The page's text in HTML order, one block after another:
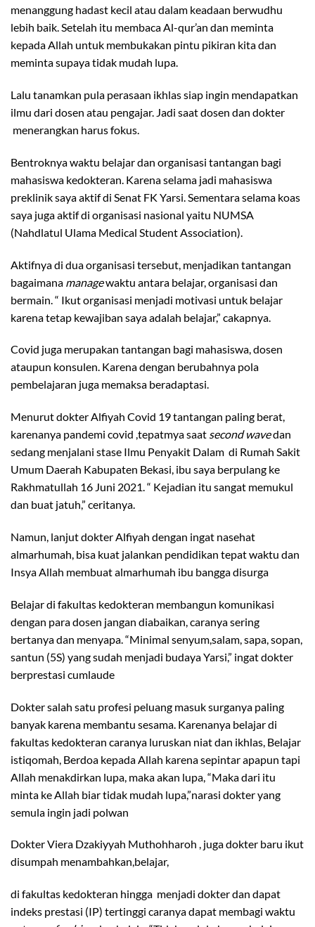
menanggung hadast kecil atau dalam keadaan berwudhu
lebih baik. Setelah itu membaca Al-qur’an dan meminta
kepada Allah untuk membukakan pintu pikiran kita dan
meminta supaya tidak mudah lupa.
Lalu tanamkan pula perasaan ikhlas siap ingin mendapatkan
ilmu dari dosen atau pengajar. Jadi saat dosen dan dokter
menerangkan harus fokus.
Bentroknya waktu belajar dan organisasi tantangan bagi
mahasiswa kedokteran. Karena selama jadi mahasiswa
preklinik saya aktif di Senat FK Yarsi. Sementara selama koas
saya juga aktif di organisasi nasional yaitu NUMSA
(Nahdlatul Ulama Medical Student Association).
Aktifnya di dua organisasi tersebut, menjadikan tantangan
bagaimana managewaktu antara belajar, organisasi dan
bermain. “ Ikut organisasi menjadi motivasi untuk belajar
karena tetap kewajiban saya adalah belajar,” cakapnya.
Covid juga merupakan tantangan bagi mahasiswa, dosen
ataupun konsulen. Karena dengan berubahnya pola
pembelajaran juga memaksa beradaptasi.
Menurut dokter Alfiyah Covid 19 tantangan paling berat,
karenanya pandemi covid ,tepatmya saat second wavedan
sedang menjalani stase Ilmu Penyakit Dalam di Rumah Sakit
Umum Daerah Kabupaten Bekasi, ibu saya berpulang ke
Rakhmatullah 16 Juni 2021. “ Kejadian itu sangat memukul
dan buat jatuh,” ceritanya.
Namun, lanjut dokter Alfiyah dengan ingat nasehat
almarhumah, bisa kuat jalankan pendidikan tepat waktu dan
Insya Allah membuat almarhumah ibu bangga disurga
Belajar di fakultas kedokteran membangun komunikasi
dengan para dosen jangan diabaikan, caranya sering
bertanya dan menyapa. “Minimal senyum,salam, sapa, sopan,
santun (5S) yang sudah menjadi budaya Yarsi,” ingat dokter
berprestasi cumlaude
Dokter salah satu profesi peluang masuk surganya paling
banyak karena membantu sesama. Karenanya belajar di
fakultas kedokteran caranya luruskan niat dan ikhlas, Belajar
istiqomah, Berdoa kepada Allah karena sepintar apapun tapi
Allah menakdirkan lupa, maka akan lupa, “Maka dari itu
minta ke Allah biar tidak mudah lupa,”narasi dokter yang
semula ingin jadi polwan
Dokter Viera Dzakiyyah Muthohharoh , juga dokter baru ikut
disumpah menambahkan,belajar,
di fakultas kedokteran hingga menjadi dokter dan dapat
indeks prestasi (IP) tertinggi caranya dapat membagi waktu